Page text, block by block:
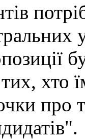
хто
про